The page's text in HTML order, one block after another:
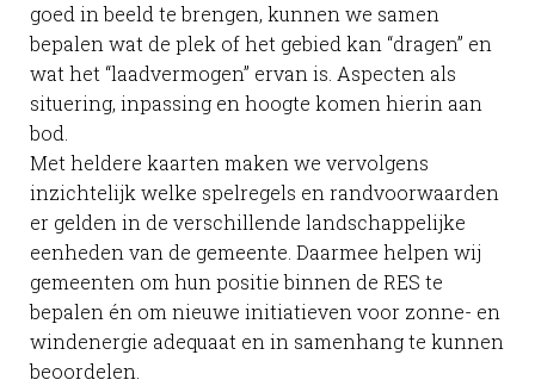
goed in beeld te brengen, kunnen we samen
bepalen wat de plek of het gebied kan “dragen” en
wat het “laadvermogen” ervan is. Aspecten als
situering, inpassing en hoogte komen hierin aan
bod.
Met heldere kaarten maken we vervolgens
inzichtelijk welke spelregels en randvoorwaarden
er gelden in de verschillende landschappelijke
eenheden van de gemeente. Daarmee helpen wij
gemeenten om hun positie binnen de RES te
bepalen én om nieuwe initiatieven voor zonne- en
windenergie adequaat en in samenhang te kunnen
beoordelen.